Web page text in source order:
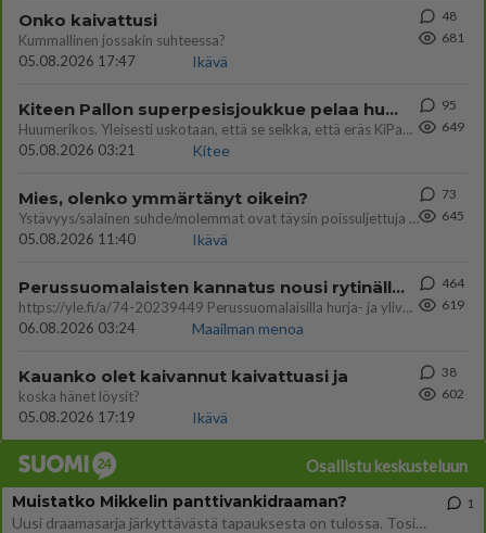
Onko kaivattusi
Kummallinen jossakin suhteessa?
05.08.2026 17:47
Ikävä
48
681
Kiteen Pallon superpesisjoukkue pelaa huumeiden vaikutuksen alaisena
Huumerikos. Yleisesti uskotaan, että se seikka, että eräs KiPan pelaaja kärähtää huumeista, on vain jäävuoren huippu. M
05.08.2026 03:21
Kitee
95
649
Mies, olenko ymmärtänyt oikein?
Ystävyys/salainen suhde/molemmat ovat täysin poissuljettuja asioita? Nainen
05.08.2026 11:40
Ikävä
73
645
Perussuomalaisten kannatus nousi rytinällä Ylen tänään julkaisemassa tuoreimmassa gallup-kyselyssä.
https://yle.fi/a/74-20239449 Perussuomalaisilla hurja- ja ylivoimaisesti suurin nousu tässä uudessa Ylen gallupissa. Kyl
06.08.2026 03:24
Maailman menoa
464
619
Kauanko olet kaivannut kaivattuasi ja
koska hänet löysit?
05.08.2026 17:19
Ikävä
38
602
Osallistu keskusteluun
Muistatko Mikkelin panttivankidraaman?
Uusi draamasarja järkyttävästä tapauksesta on tulossa. Tositapahtumiin perustuva sarja ammentaa vuoden 1986 Mikkelin pan
1